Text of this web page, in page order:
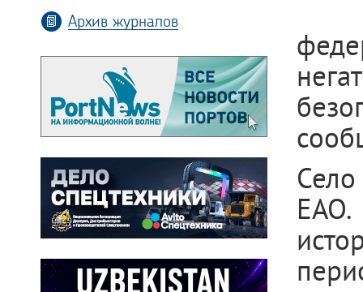
Архив журналов
ЕАО.